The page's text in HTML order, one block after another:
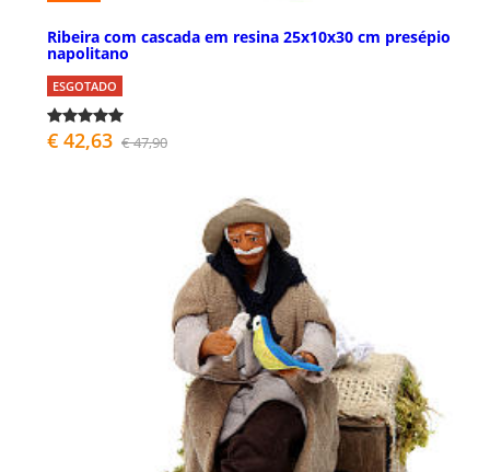
Ribeira com cascada em resina 25x10x30 cm presépio
napolitano
ESGOTADO
€ 42,63 € 47,90